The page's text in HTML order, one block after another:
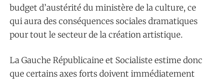
budget d’austérité du ministère de la culture, ce
qui aura des conséquences sociales dramatiques
pour tout le secteur de la création artistique.
La Gauche Républicaine et Socialiste estime donc
que certains axes forts doivent immédiatement